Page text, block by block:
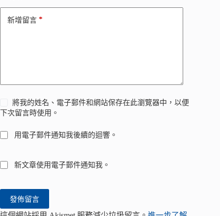
新增留言 *
將我的姓名、電子郵件和網站保存在此瀏覽器中，以便
下次留言時使用。
用電子郵件通知我後續的迴響。
新文章使用電子郵件通知我。
發佈留言